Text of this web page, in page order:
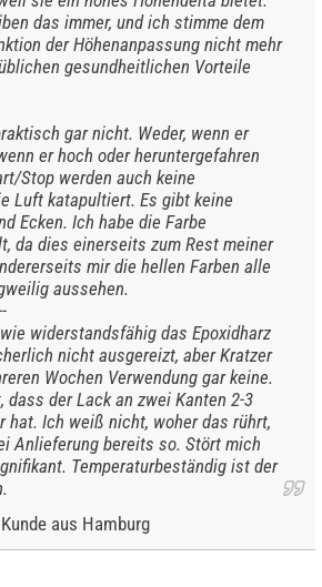
das immer, und ich stimme dem
der Höhenanpassung nicht mehr
gesundheitlichen Vorteile
gar nicht. Weder, wenn er
er hoch oder heruntergefahren
Stop werden auch keine
Luft katapultiert. Es gibt keine
Ecken. Ich habe die Farbe
da dies einerseits zum Rest meiner
mir die hellen Farben alle
aussehen.
widerstandsfähig das Epoxidharz
nicht ausgereizt, aber Kratzer
Wochen Verwendung gar keine.
der Lack an zwei Kanten 2-3
hat. Ich weiß nicht, woher das rührt,
Anlieferung bereits so. Stört mich
Temperaturbeständig ist der
Kunde aus Hamburg